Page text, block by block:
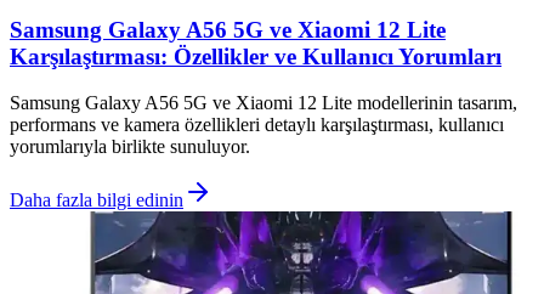
Samsung Galaxy A56 5G ve Xiaomi 12 Lite
Karşılaştırması: Özellikler ve Kullanıcı Yorumları
Samsung Galaxy A56 5G ve Xiaomi 12 Lite modellerinin tasarım,
performans ve kamera özellikleri detaylı karşılaştırması, kullanıcı
yorumlarıyla birlikte sunuluyor.
Daha fazla bilgi edinin